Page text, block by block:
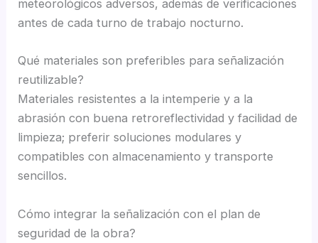
meteorológicos adversos, además de verificaciones
antes de cada turno de trabajo nocturno.
Qué materiales son preferibles para señalización
reutilizable?
Materiales resistentes a la intemperie y a la
abrasión con buena retroreflectividad y facilidad de
limpieza; preferir soluciones modulares y
compatibles con almacenamiento y transporte
sencillos.
Cómo integrar la señalización con el plan de
seguridad de la obra?